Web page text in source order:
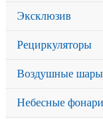
Эксклюзив
Рециркуляторы
Воздушные шары
Небесные